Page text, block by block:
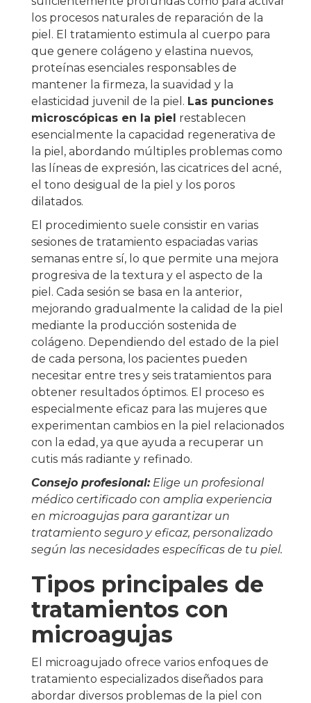
los procesos naturales de reparación de la
piel. El tratamiento estimula al cuerpo para
que genere colágeno y elastina nuevos,
proteínas esenciales responsables de
mantener la firmeza, la suavidad y la
elasticidad juvenil de la piel. Las punciones
microscópicas en la piel restablecen
esencialmente la capacidad regenerativa de
la piel, abordando múltiples problemas como
las líneas de expresión, las cicatrices del acné,
el tono desigual de la piel y los poros
dilatados.
El procedimiento suele consistir en varias
sesiones de tratamiento espaciadas varias
semanas entre sí, lo que permite una mejora
progresiva de la textura y el aspecto de la
piel. Cada sesión se basa en la anterior,
mejorando gradualmente la calidad de la piel
mediante la producción sostenida de
colágeno. Dependiendo del estado de la piel
de cada persona, los pacientes pueden
necesitar entre tres y seis tratamientos para
obtener resultados óptimos. El proceso es
especialmente eficaz para las mujeres que
experimentan cambios en la piel relacionados
con la edad, ya que ayuda a recuperar un
cutis más radiante y refinado.
Consejo profesional: Elige un profesional
médico certificado con amplia experiencia
en microagujas para garantizar un
tratamiento seguro y eficaz, personalizado
según las necesidades específicas de tu piel.
Tipos principales de
tratamientos con
microagujas
El microagujado ofrece varios enfoques de
tratamiento especializados diseñados para
abordar diversos problemas de la piel con